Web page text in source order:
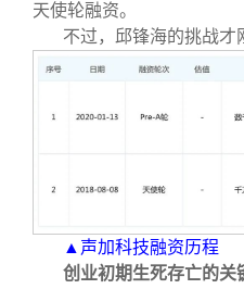
天使轮融资。
不过，邱锋海的挑战才
▲声加科技融资历程
创业初期生死存亡的关